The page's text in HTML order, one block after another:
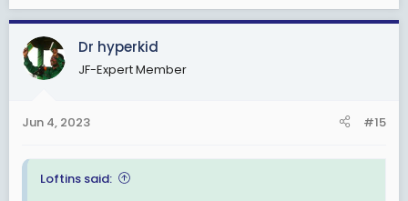
a
c
t
i
o
s
Dr hyperkid
JF-Expert Member
Jun 4, 2023 #15
Loftins said: